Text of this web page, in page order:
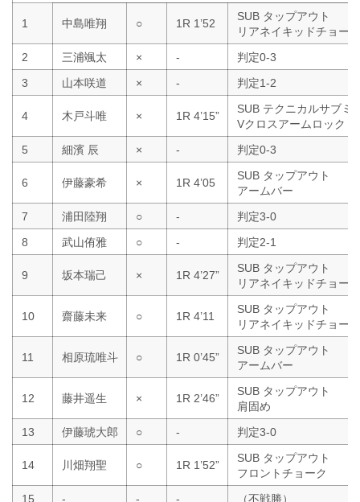
1 中島唯翔 ○ 1R 1’52
SUB タップアウト
リアネイキッドチョーク
2
三浦颯太 × -
判定0-3
3
山本咲道 × - 判定1-2
4 木戸斗唯 × 1R 4’15”
SUB テクニカルサブミ
Vクロスアームロック
5
細濱 辰 × - 判定0-3
6 伊藤豪希 × 1R 4’05
SUB タップアウト
アームバー
7
浦田陸翔 ○ -
判定3-0
8
武山侑雅 ○ - 判定2-1
9 坂本瑞己 × 1R 4’27”
SUB タップアウト
リアネイキッドチョーク
10 齋藤未来 ○ 1R 4’11
SUB タップアウト
リアネイキッドチョーク
11 相原琉唯斗 ○ 1R 0’45”
SUB タップアウト
アームバー
12 藤井遥生 × 1R 2’46”
SUB タップアウト
肩固め
13
伊藤琥大郎 ○ - 判定3-0
14 川畑翔聖 ○ 1R 1’52”
SUB タップアウト
フロントチョーク
15
- - -
（不戦勝）